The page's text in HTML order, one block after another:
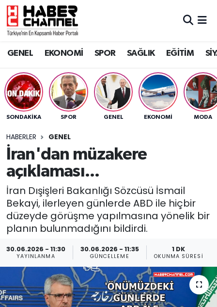
GENEL EKONOMİ SPOR SAĞLIK EĞİTİM
SONDAKIKA SPOR GENEL EKONOMİ MODA
HABERLER GENEL
İran'dan müzakere
açıklaması...
İran Dışişleri Bakanlığı Sözcüsü İsmail
Bekayi, ilerleyen günlerde ABD ile hiçbir
düzeyde görüşme yapılmasına yönelik bir
planın bulunmadığını bildirdi.
30.06.2026 - 11:30
YAYINLANMA
30.06.2026 - 11:35
GÜNCELLEME
1 DK
OKUNMA SÜRESI
GENEL
SPOR
SAĞLIK
EĞİTİM
SİYASET
MAGAZİN
Nöbetçi Eczaneler
Trafik Durumu
Süper Lig Puan Durumu ve Fikstür
Tüm Manşetler
Son Dakika Haberleri
Haber Arşivi